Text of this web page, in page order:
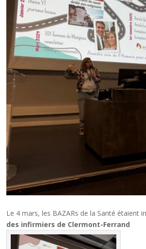
Le 4 mars, les BAZARs de la Santé étaient
des infirmiers de Clermont-Ferrand